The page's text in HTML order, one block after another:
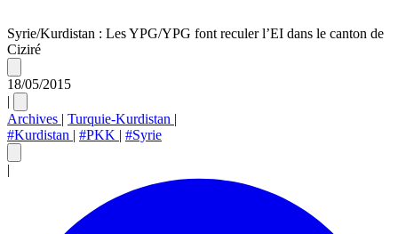
Syrie/Kurdistan : Les YPG/YPG font reculer l’EI dans le canton de
Ciziré
18/05/2015
|
Archives | Turquie-Kurdistan |
#Kurdistan | #PKK | #Syrie
|